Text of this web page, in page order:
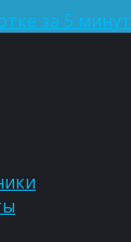
за 5 минут